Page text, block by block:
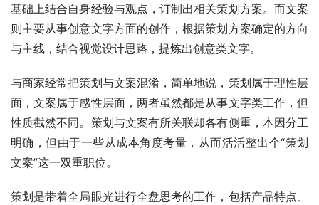
基础上结合自身经验与观点，订制出相关策划方案。而文案
则主要从事创意文字方面的创作，根据策划方案确定的方向
与主线，结合视觉设计思路，提炼出创意类文字。
与商家经常把策划与文案混淆，简单地说，策划属于理性层
面，文案属于感性层面，两者虽然都是从事文字类工作，但
性质截然不同。策划与文案有所关联却各有侧重，本因分工
明确，但由于一些从成本角度考量，从而活活整出个“策划
文案”这一双重职位。
策划是带着全局眼光进行全盘思考的工作，包括产品特点、